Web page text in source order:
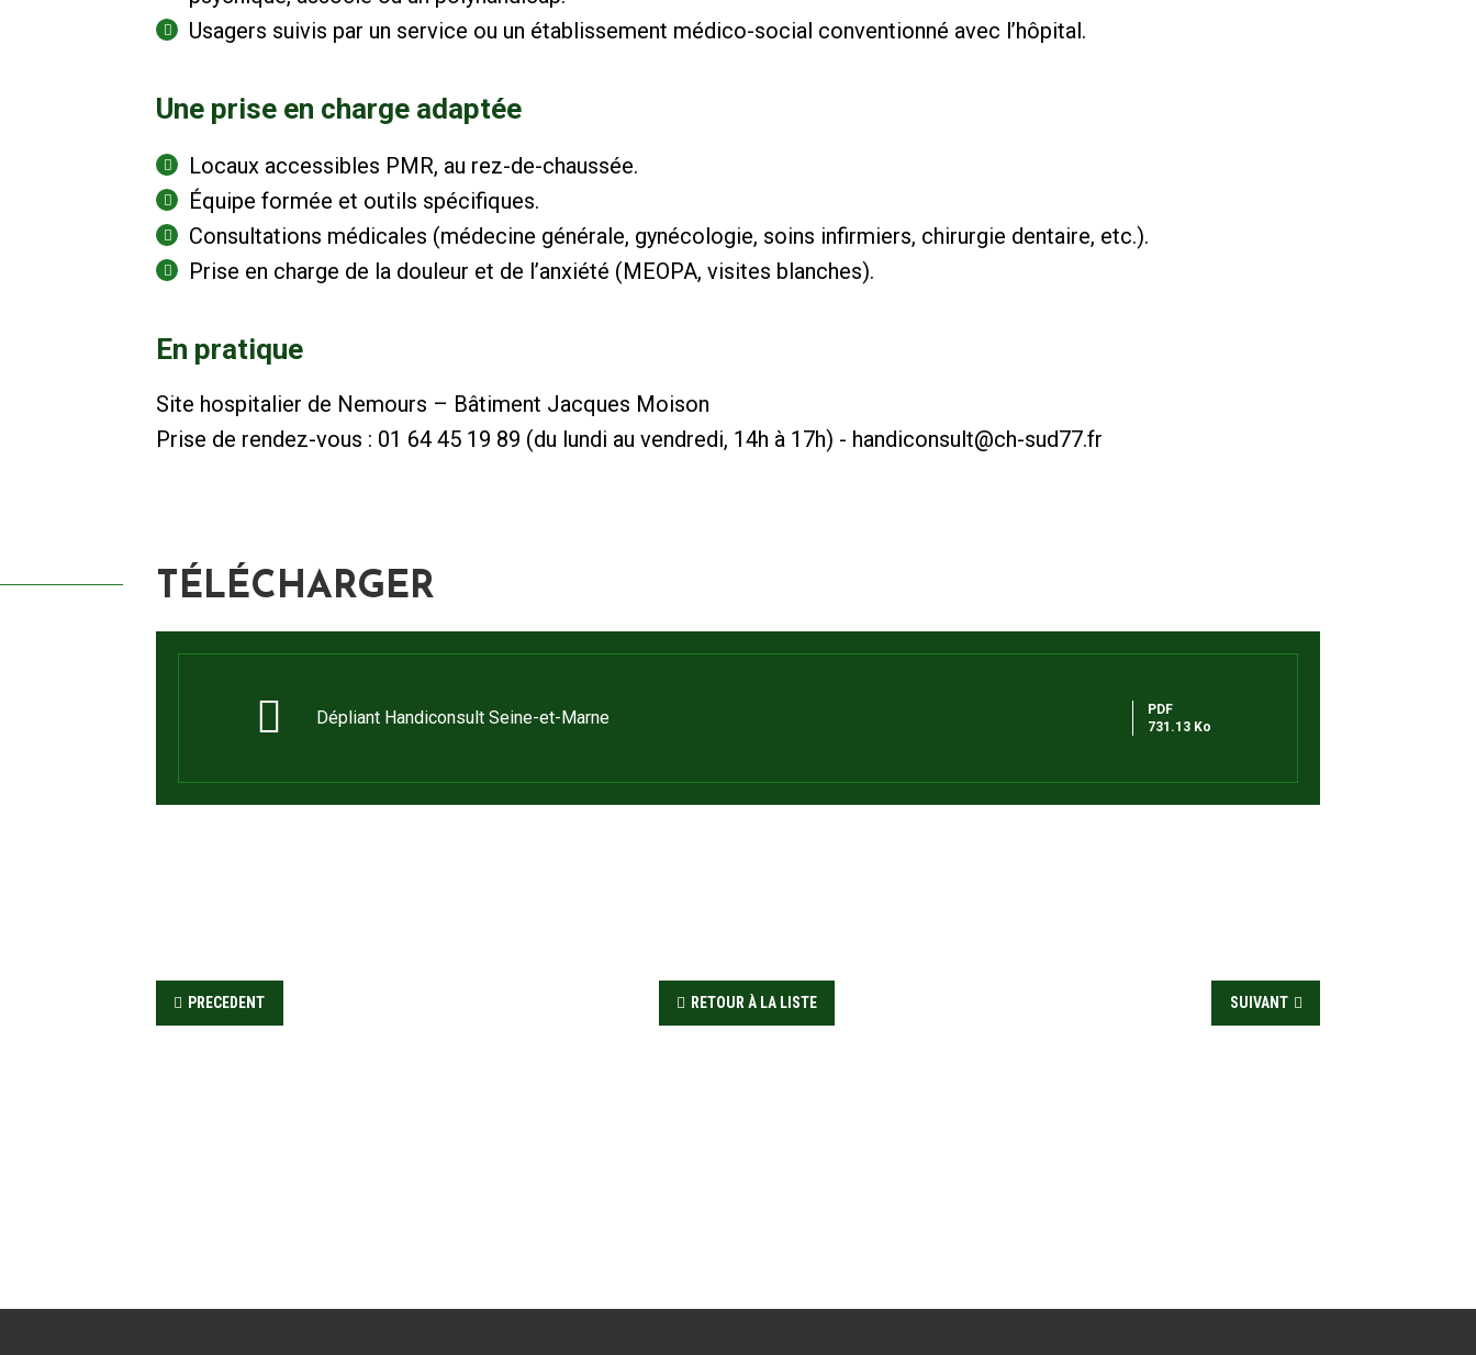
Usagers suivis par un service ou un établissement médico-social conventionné avec l’hôpital.
Une prise en charge adaptée
Locaux accessibles PMR, au rez-de-chaussée.
Équipe formée et outils spécifiques.
Consultations médicales (médecine générale, gynécologie, soins infirmiers, chirurgie dentaire, etc.).
Prise en charge de la douleur et de l’anxiété (MEOPA, visites blanches).
En pratique
Site hospitalier de Nemours – Bâtiment Jacques Moison
Prise de rendez-vous : 01 64 45 19 89 (du lundi au vendredi, 14h à 17h) - handiconsult@ch-sud77.fr
TÉLÉCHARGER
Dépliant Handiconsult Seine-et-Marne
PDF
731.13 Ko
PRECEDENT RETOUR À LA LISTE SUIVANT